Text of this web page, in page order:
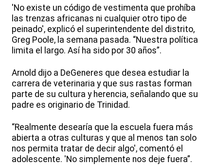
'No existe un código de vestimenta que prohíba
las trenzas africanas ni cualquier otro tipo de
peinado', explicó el superintendente del distrito,
Greg Poole, la semana pasada. “Nuestra política
limita el largo. Así ha sido por 30 años”.
Arnold dijo a DeGeneres que desea estudiar la
carrera de veterinaria y que sus rastas forman
parte de su cultura y herencia, señalando que su
padre es originario de Trinidad.
“Realmente desearía que la escuela fuera más
abierta a otras culturas y que al menos tan solo
nos permita tratar de decir algo', comentó el
adolescente. 'No simplemente nos deje fuera”.